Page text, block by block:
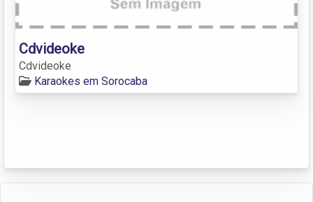
Cdvideoke
Cdvideoke
Karaokes em Sorocaba